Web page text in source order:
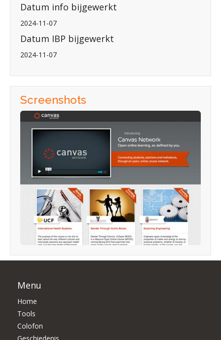
Datum info bijgewerkt
2024-11-07
Datum IBP bijgewerkt
2024-11-07
Screenshots
Menu
Home
Tools
Colofon